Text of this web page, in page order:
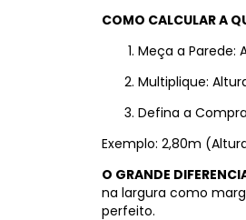
COMO CALCULAR A
Meça a Parede:
Multiplique:
Defina a
Exemplo: 2,80m
O GRANDE
na largura como
perfeito.